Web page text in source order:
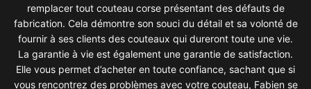
remplacer tout couteau corse présentant des défauts de
fabrication. Cela démontre son souci du détail et sa volonté de
fournir à ses clients des couteaux qui dureront toute une vie.
La garantie à vie est également une garantie de satisfaction.
Elle vous permet d’acheter en toute confiance, sachant que si
vous rencontrez des problèmes avec votre couteau, Fabien se